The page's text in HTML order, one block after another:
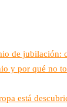
de jubilación:
y por qué no
está